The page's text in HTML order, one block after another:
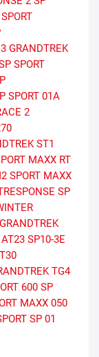
GRANDTREK
SPORT
SPORT 01A
2
ST1
MAXX RT
SPORT MAXX
SP
GRANDTREK
SP10-3E
TG4
600 SP
MAXX 050
SP 01